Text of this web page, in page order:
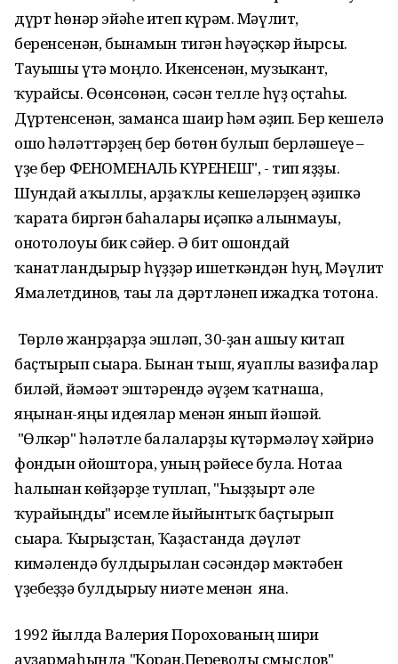
дүрт һөнәр эйәһе итеп күрәм. Мәүлит,
беренсенән, бынамын тигән һәүәҫкәр йырсы.
Тауышы үтә моңло. Икенсенән, музыкант,
ҡурайсы. Өсөнсөнән, сәсән телле һүҙ оҫтаһы.
Дүртенсенән, заманса шағир һәм әҙип. Бер кешелә
ошо һәләттәрҙең бер бөтөн булып берләшеүе –
үҙе бер ФЕНОМЕНАЛЬ КҮРЕНЕШ", - тип яҙҙы.
Шундай аҡыллы, арҙаҡлы кешеләрҙең әҙипкә
ҡарата биргән баһалары иҫәпкә алынмауы,
онотолоуы бик сәйер. Ә бит ошондай
ҡанатландырыр һүҙҙәр ишеткәндән һуң, Мәүлит
Ямалетдинов, тағы ла дәртләнеп ижадҡа тотона.
Төрлө жанрҙарҙа эшләп, 30-ҙан ашыу китап
баҫтырып сығара. Бынан тыш, яуаплы вазифалар
биләй, йәмәғәт эштәрендә әүҙем ҡатнаша,
яңынан-яңы идеялар менән янып йәшәй.
"Өлкәр" һәләтле балаларҙы күтәрмәләү хәйриә
фондын ойоштора, уның рәйесе була. Нотаға
һалынған көйҙәрҙе туплап, "Һыҙҙырт әле
ҡурайыңды" исемле йыйынтыҡ баҫтырып
сығара. Ҡырғыҙстан, Ҡаҙағстанда дәүләт
кимәлендә булдырылған сәсәндәр мәктәбен
үҙебеҙҙә булдырыу ниәте менән яна.
1992 йылда Валерия Порохованың шиғри
ауҙармаһында "Коран.Переводы смыслов"